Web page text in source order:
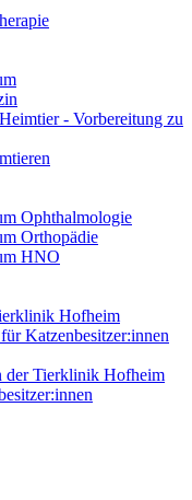
- Vorbereitung zu
Ophthalmologie
Orthopädie
HNO
Hofheim
Katzenbesitzer:innen
Tierklinik Hofheim